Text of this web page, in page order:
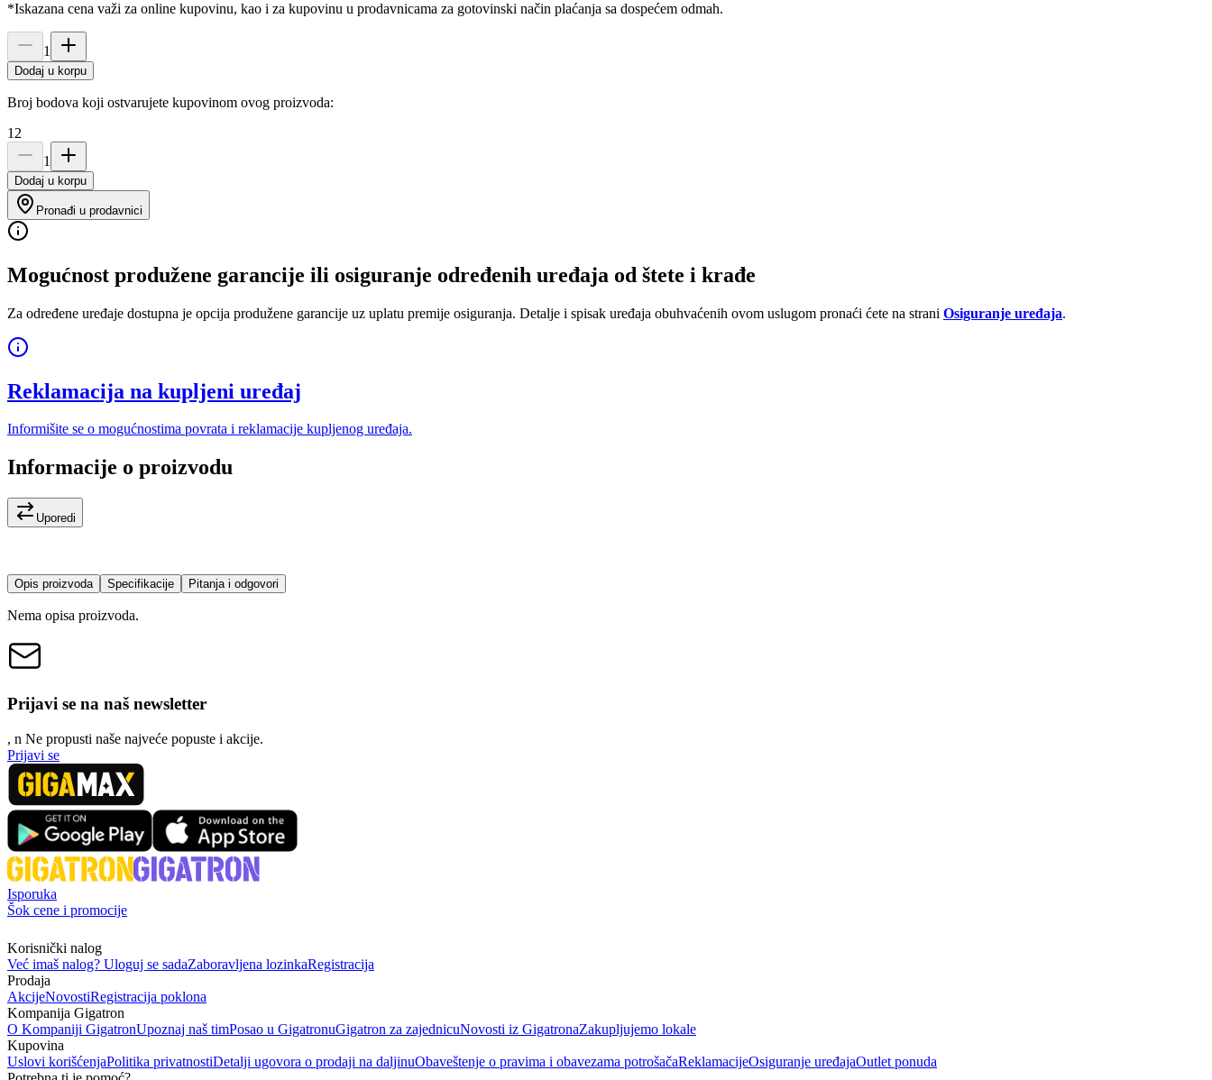
*Iskazana cena važi za online kupovinu, kao i za kupovinu u prodavnicama za gotovinski način plaćanja sa dospećem odmah.
1
Dodaj u korpu
Broj bodova koji ostvarujete kupovinom ovog proizvoda:
12
1
Dodaj u korpu
Pronađi u prodavnici
Mogućnost produžene garancije ili osiguranje određenih uređaja od štete i krađe
Za određene uređaje dostupna je opcija produžene garancije uz uplatu premije osiguranja. Detalje i spisak uređaja obuhvaćenih ovom uslugom pronaći ćete na strani Osiguranje uređaja.
Reklamacija na kupljeni uređaj
Informišite se o mogućnostima povrata i reklamacije kupljenog uređaja.
Informacije o proizvodu
Uporedi
Opis proizvoda Specifikacije Pitanja i odgovori
Nema opisa proizvoda.
Prijavi se na naš newsletter
, n Ne propusti naše najveće popuste i akcije.
Prijavi se
Isporuka
Šok cene i promocije
Korisnički nalog
Već imaš nalog? Uloguj se sadaZaboravljena lozinkaRegistracija
Prodaja
AkcijeNovostiRegistracija poklona
Kompanija Gigatron
O Kompaniji GigatronUpoznaj naš timPosao u GigatronuGigatron za zajednicuNovosti iz GigatronaZakupljujemo lokale
Kupovina
Uslovi korišćenjaPolitika privatnostiDetalji ugovora o prodaji na daljinuObaveštenje o pravima i obavezama potrošačaReklamacijeOsiguranje uređajaOutlet ponuda